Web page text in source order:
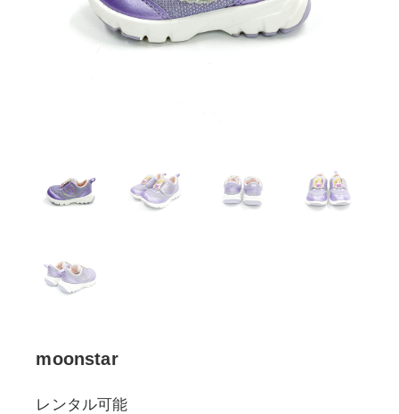
moonstar
レンタル可能